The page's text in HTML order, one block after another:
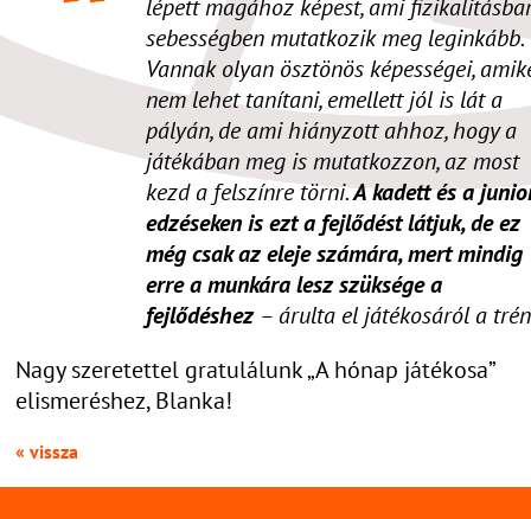
lépett magához képest, ami
sebességben mutatkozik meg leginkább.
Vannak olyan ösztönös képességei,
nem lehet tanítani, emellett jól is lát a
pályán, de ami hiányzott ahhoz, hogy a
játékában meg is mutatkozzon, az most
kezd a felszínre törni.A kadett és a
edzéseken is ezt a fejlődést látjuk, de ez
még csak az eleje számára, mert mindig
erre a munkára lesz szüksége a
fejlődéshez– árulta el játékosáról a
Nagy szeretettel gratulálunk „A hónap játékosa”
elismeréshez, Blanka!
« vissza